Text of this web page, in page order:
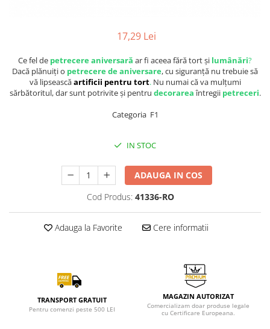
17,29 Lei
Ce fel de petrecere aniversară ar fi aceea fără tort și lumânări?
Dacă plănuiți o petrecere de aniversare, cu siguranță nu trebuie să
vă lipseascăartificii pentru tort.Nu numai că va mulțumi
sărbătoritul, dar sunt potrivite și pentru decorareaîntregii petreceri.
Categoria F1
IN STOC
ADAUGA IN COS
Cod Produs: 41336-RO
Adauga la Favorite Cere informatii
TRANSPORT GRATUIT
Pentru comenzi peste 500 LEI
MAGAZIN AUTORIZAT
Comercializam doar produse legale
cu Certificare Europeana.